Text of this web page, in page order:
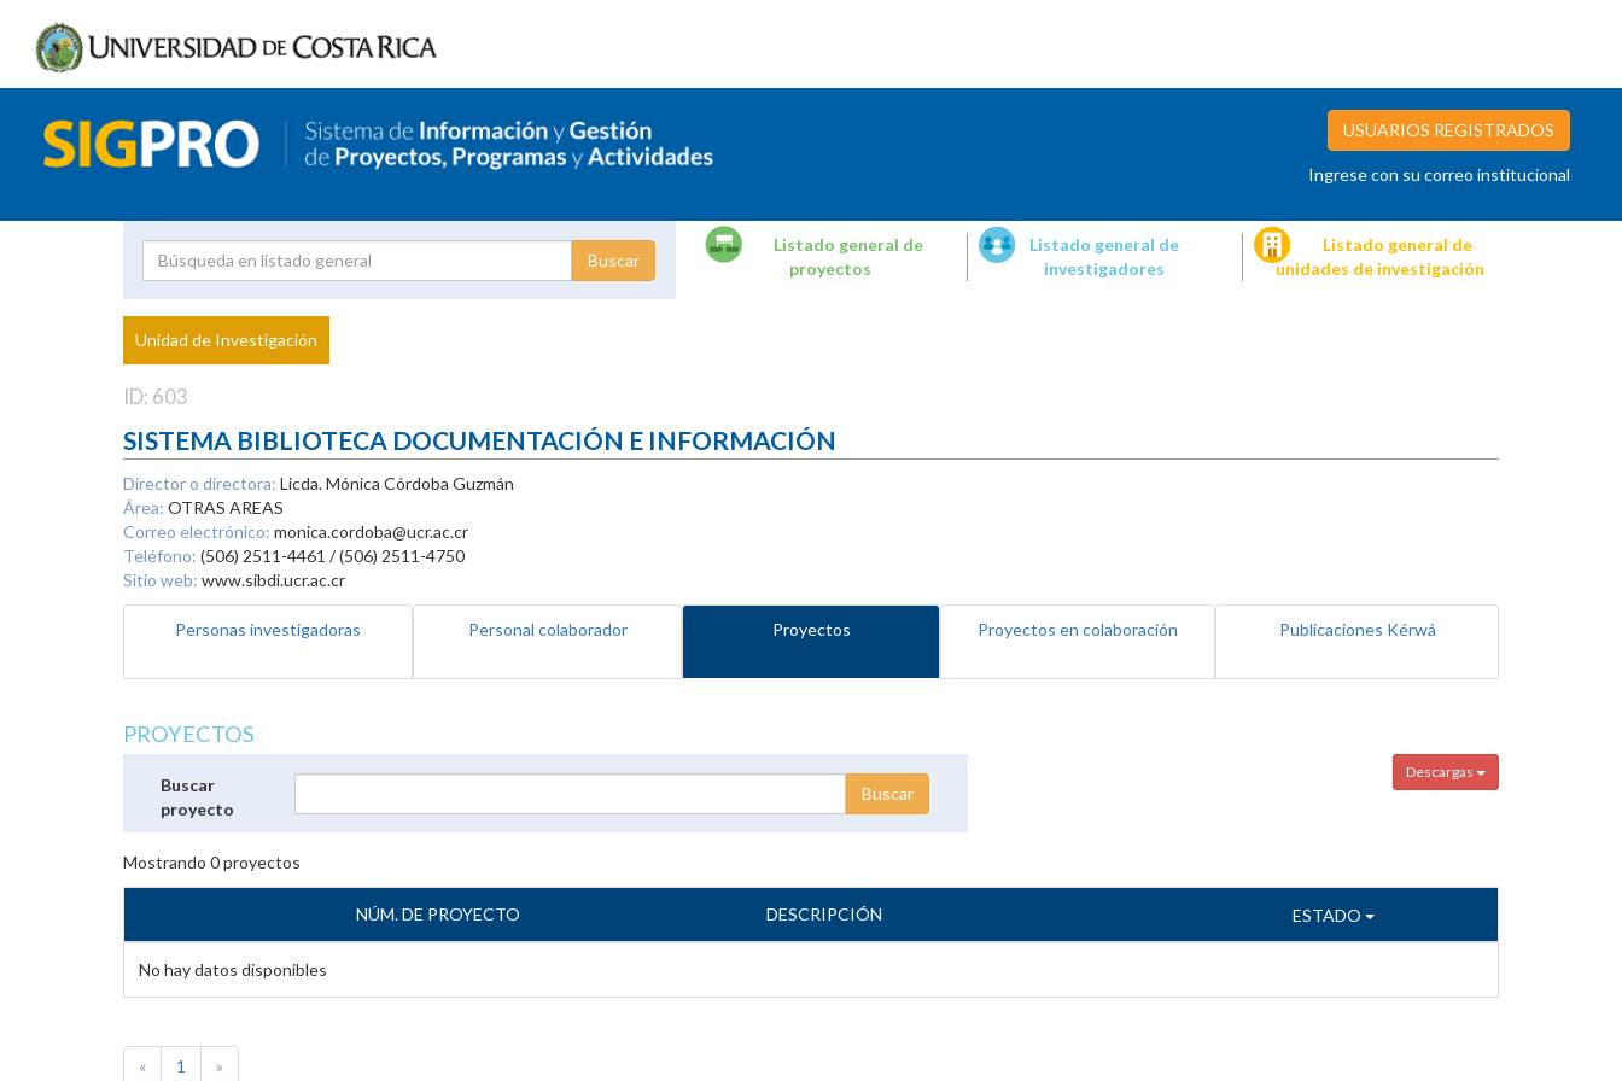
USUARIOS REGISTRADOS
Ingrese con su correo institucional
Proyecto
Investigador
Listado general de
proyectos
Listado general de
investigadores
Listado general de
unidades de investigación
Unidad de Investigación
ID: 603
SISTEMA BIBLIOTECA DOCUMENTACIÓN E INFORMACIÓN
Director o directora: Licda. Mónica Córdoba Guzmán
Área: OTRAS AREAS
Correo electrónico: monica.cordoba@ucr.ac.cr
Teléfono: (506) 2511-4461 / (506) 2511-4750
Sitio web: www.sibdi.ucr.ac.cr
Personas investigadoras Personal colaborador Proyectos Proyectos en colaboración Publicaciones Kérwá
PROYECTOS
Descargas
Buscar
proyecto
Mostrando 0proyectos
NÚM. DE PROYECTO DESCRIPCIÓN ESTADO
No hay datos disponibles
« 1 »